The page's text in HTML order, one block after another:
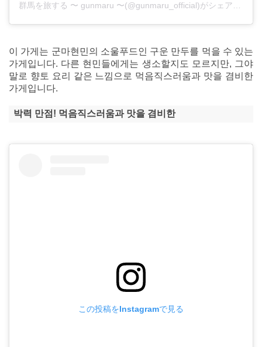
群馬を旅する 〜 gunmaru 〜(@gunmaru_official)がシェアした投稿
이 가게는 군마현민의 소울푸드인 구운 만두를 먹을 수 있는
가게입니다. 다른 현민들에게는 생소할지도 모르지만, 그야
말로 향토 요리 같은 느낌으로 먹음직스러움과 맛을 겸비한
가게입니다.
박력 만점! 먹음직스러움과 맛을 겸비한
この投稿をInstagramで見る